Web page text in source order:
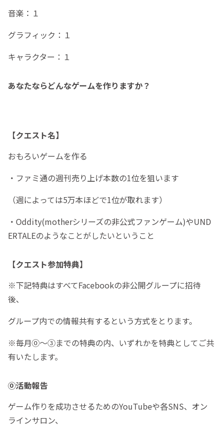
音楽：１
グラフィック：１
キャラクター：１
あなたならどんなゲームを作りますか？
【クエスト名】
おもろいゲームを作る
・ファミ通の週刊売り上げ本数の1位を狙います
（週によっては5万本ほどで1位が取れます）
・Oddity(motherシリーズの非公式ファンゲーム)やUND
ERTALEのようなことがしたいということ
【クエスト参加特典】
※下記特典はすべてFacebookの非公開グループに招待
後、
グループ内での情報共有するという方式をとります。
※毎月⓪～③までの特典の内、いずれかを特典としてご共
有いたします。
⓪活動報告
ゲーム作りを成功させるためのYouTubeや各SNS、オン
ラインサロン、